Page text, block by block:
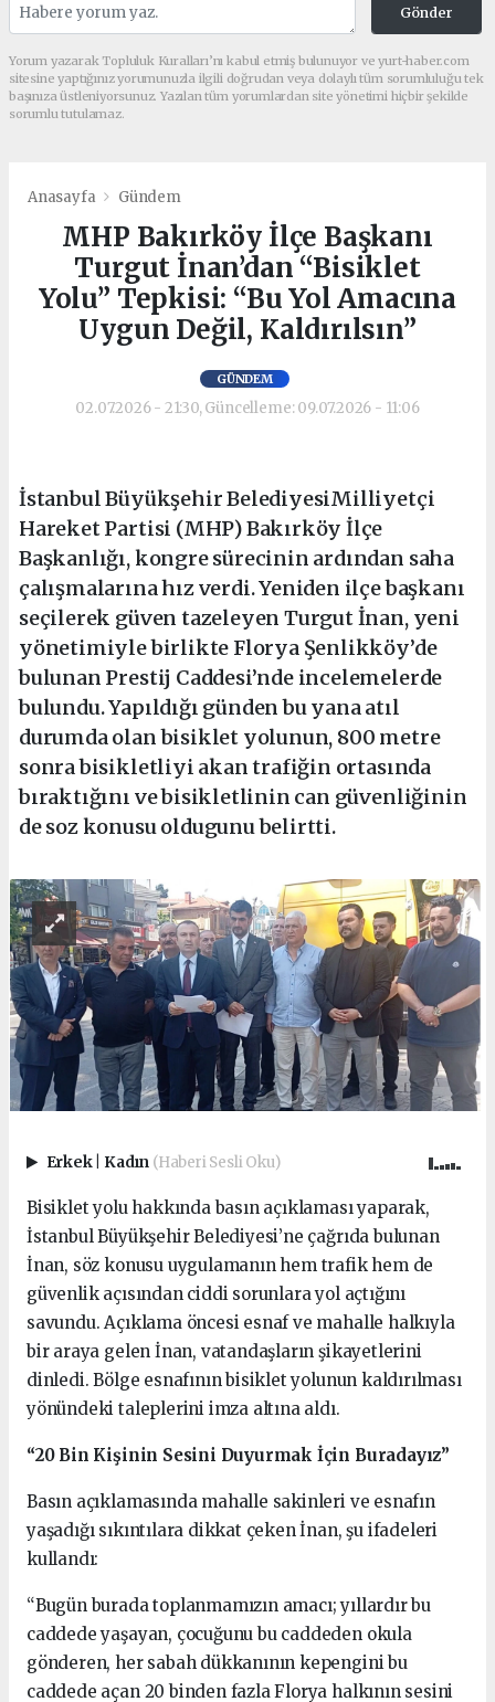
Gönder
Yorum yazarak Topluluk Kuralları’nı kabul etmiş bulunuyor ve yurt-haber.com
sitesine yaptığınız yorumunuzla ilgili doğrudan veya dolaylı tüm sorumluluğu tek
başınıza üstleniyorsunuz. Yazılan tüm yorumlardan site yönetimi hiçbir şekilde
sorumlu tutulamaz.
Anasayfa Gündem
MHP Bakırköy İlçe Başkanı
Turgut İnan’dan “Bisiklet
Yolu” Tepkisi: “Bu Yol Amacına
Uygun Değil, Kaldırılsın”
GÜNDEM
02.07.2026 - 21:30, Güncelleme: 09.07.2026 - 11:06
İstanbul Büyükşehir BelediyesiMilliyetçi
Hareket Partisi (MHP) Bakırköy İlçe
Başkanlığı, kongre sürecinin ardından saha
çalışmalarına hız verdi. Yeniden ilçe başkanı
seçilerek güven tazeleyen Turgut İnan, yeni
yönetimiyle birlikte Florya Şenlikköy’de
bulunan Prestij Caddesi’nde incelemelerde
bulundu. Yapıldığı günden bu yana atıl
durumda olan bisiklet yolunun, 800 metre
sonra bisikletliyi akan trafiğin ortasında
bıraktığını ve bisikletlinin can güvenliğinin
de soz konusu oldugunu belirtti.
Erkek Kadın (Haberi Sesli Oku)
Bisiklet yolu hakkında basın açıklaması yaparak,
İstanbul Büyükşehir Belediyesi’ne çağrıda bulunan
İnan, söz konusu uygulamanın hem trafik hem de
güvenlik açısından ciddi sorunlara yol açtığını
savundu. Açıklama öncesi esnaf ve mahalle halkıyla
bir araya gelen İnan, vatandaşların şikayetlerini
dinledi. Bölge esnafının bisiklet yolunun kaldırılması
yönündeki taleplerini imza altına aldı.
“20 Bin Kişinin Sesini Duyurmak İçin Buradayız”
Basın açıklamasında mahalle sakinleri ve esnafın
yaşadığı sıkıntılara dikkat çeken İnan, şu ifadeleri
kullandı:
“Bugün burada toplanmamızın amacı; yıllardır bu
caddede yaşayan, çocuğunu bu caddeden okula
gönderen, her sabah dükkanının kepengini bu
caddede açan 20 binden fazla Florya halkının sesini